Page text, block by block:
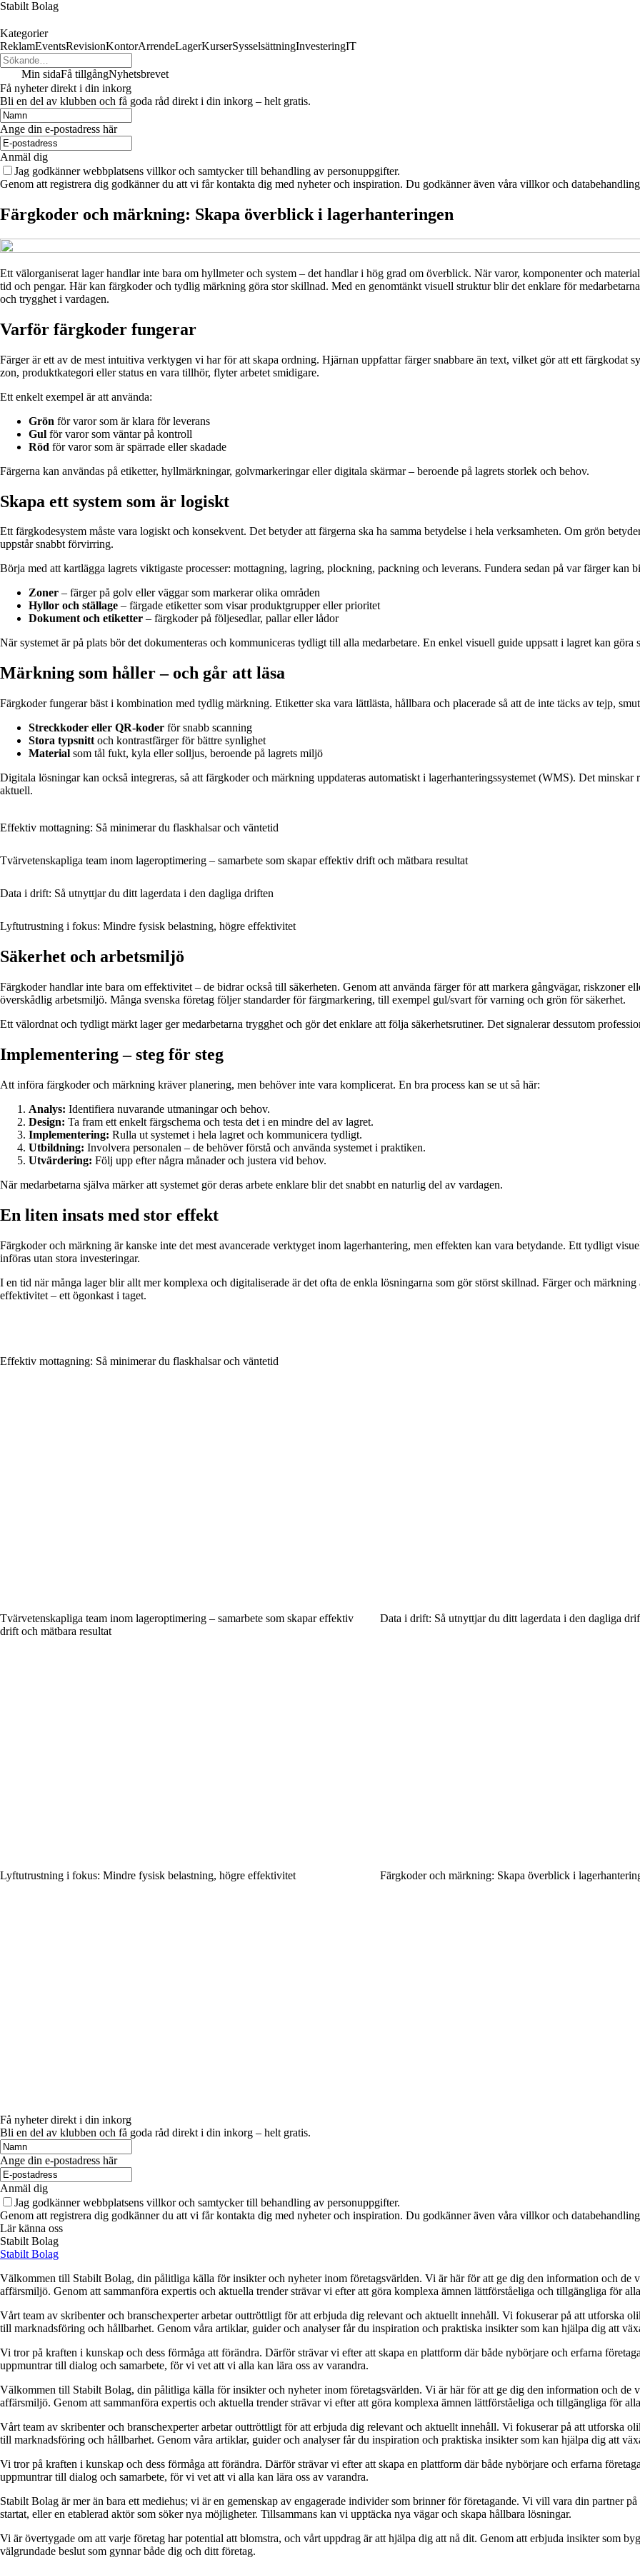
Stabilt Bolag
Kategorier
ReklamEventsRevisionKontorArrendeLagerKurserSysselsättningInvesteringIT
Min sidaFå tillgångNyhetsbrevet
Få nyheter direkt i din inkorg
Bli en del av klubben och få goda råd direkt i din inkorg – helt gratis.
Ange din e-postadress här
Anmäl dig
Jag godkänner webbplatsens villkor och samtycker till behandling av personuppgifter.
Genom att registrera dig godkänner du att vi får kontakta dig med nyheter och inspiration. Du godkänner även våra villkor och
Färgkoder och märkning: Skapa överblick i lagerhanteringen
Ett välorganiserat lager handlar inte bara om hyllmeter och system – det handlar i hög grad om överblick. När varor, komponenter och
tid och pengar. Här kan färgkoder och tydlig märkning göra stor skillnad. Med en genomtänkt visuell struktur blir det enklare för
och trygghet i vardagen.
Varför färgkoder fungerar
Färger är ett av de mest intuitiva verktygen vi har för att skapa ordning. Hjärnan uppfattar färger snabbare än text, vilket gör att ett färgkodat
zon, produktkategori eller status en vara tillhör, flyter arbetet smidigare.
Ett enkelt exempel är att använda:
Grön för varor som är klara för leverans
Gul för varor som väntar på kontroll
Röd för varor som är spärrade eller skadade
Färgerna kan användas på etiketter, hyllmärkningar, golvmarkeringar eller digitala skärmar – beroende på lagrets storlek och behov.
Skapa ett system som är logiskt
Ett färgkodesystem måste vara logiskt och konsekvent. Det betyder att färgerna ska ha samma betydelse i hela verksamheten. Om grön
uppstår snabbt förvirring.
Börja med att kartlägga lagrets viktigaste processer: mottagning, lagring, plockning, packning och leverans. Fundera sedan på var färger
Zoner – färger på golv eller väggar som markerar olika områden
Hyllor och ställage – färgade etiketter som visar produktgrupper eller prioritet
Dokument och etiketter – färgkoder på följesedlar, pallar eller lådor
När systemet är på plats bör det dokumenteras och kommuniceras tydligt till alla medarbetare. En enkel visuell guide uppsatt i lagret kan göra
Märkning som håller – och går att läsa
Färgkoder fungerar bäst i kombination med tydlig märkning. Etiketter ska vara lättlästa, hållbara och placerade så att de inte täcks av tejp,
Streckkoder eller QR-koder för snabb scanning
Stora typsnitt och kontrastfärger för bättre synlighet
Material som tål fukt, kyla eller solljus, beroende på lagrets miljö
Digitala lösningar kan också integreras, så att färgkoder och märkning uppdateras automatiskt i lagerhanteringssystemet (WMS). Det
aktuell.
Effektiv mottagning: Så minimerar du flaskhalsar och väntetid
Tvärvetenskapliga team inom lageroptimering – samarbete som skapar effektiv drift och mätbara resultat
Data i drift: Så utnyttjar du ditt lagerdata i den dagliga driften
Lyftutrustning i fokus: Mindre fysisk belastning, högre effektivitet
Säkerhet och arbetsmiljö
Färgkoder handlar inte bara om effektivitet – de bidrar också till säkerheten. Genom att använda färger för att markera gångvägar, riskzoner
överskådlig arbetsmiljö. Många svenska företag följer standarder för färgmarkering, till exempel gul/svart för varning och grön för säkerhet.
Ett välordnat och tydligt märkt lager ger medarbetarna trygghet och gör det enklare att följa säkerhetsrutiner. Det signalerar dessutom
Implementering – steg för steg
Att införa färgkoder och märkning kräver planering, men behöver inte vara komplicerat. En bra process kan se ut så här:
Analys: Identifiera nuvarande utmaningar och behov.
Design: Ta fram ett enkelt färgschema och testa det i en mindre del av lagret.
Implementering: Rulla ut systemet i hela lagret och kommunicera tydligt.
Utbildning: Involvera personalen – de behöver förstå och använda systemet i praktiken.
Utvärdering: Följ upp efter några månader och justera vid behov.
När medarbetarna själva märker att systemet gör deras arbete enklare blir det snabbt en naturlig del av vardagen.
En liten insats med stor effekt
Färgkoder och märkning är kanske inte det mest avancerade verktyget inom lagerhantering, men effekten kan vara betydande. Ett tydligt
införas utan stora investeringar.
I en tid när många lager blir allt mer komplexa och digitaliserade är det ofta de enkla lösningarna som gör störst skillnad. Färger och
effektivitet – ett ögonkast i taget.
Effektiv mottagning: Så minimerar du flaskhalsar och väntetid
Tvärvetenskapliga team inom lageroptimering – samarbete som skapar effektiv
drift och mätbara resultat
Data i drift: Så utnyttjar du ditt lagerdata i den dagliga
Lyftutrustning i fokus: Mindre fysisk belastning, högre effektivitet Färgkoder och märkning: Skapa överblick i
Få nyheter direkt i din inkorg
Bli en del av klubben och få goda råd direkt i din inkorg – helt gratis.
Ange din e-postadress här
Anmäl dig
Jag godkänner webbplatsens villkor och samtycker till behandling av personuppgifter.
Genom att registrera dig godkänner du att vi får kontakta dig med nyheter och inspiration. Du godkänner även våra villkor och
Lär känna oss
Stabilt Bolag
Stabilt Bolag
Välkommen till Stabilt Bolag, din pålitliga källa för insikter och nyheter inom företagsvärlden. Vi är här för att ge dig den information och de
affärsmiljö. Genom att sammanföra expertis och aktuella trender strävar vi efter att göra komplexa ämnen lättförståeliga och tillgängliga för
Vårt team av skribenter och branschexperter arbetar outtröttligt för att erbjuda dig relevant och aktuellt innehåll. Vi fokuserar på att utforska
till marknadsföring och hållbarhet. Genom våra artiklar, guider och analyser får du inspiration och praktiska insikter som kan hjälpa dig att
Vi tror på kraften i kunskap och dess förmåga att förändra. Därför strävar vi efter att skapa en plattform där både nybörjare och erfarna
uppmuntrar till dialog och samarbete, för vi vet att vi alla kan lära oss av varandra.
Välkommen till Stabilt Bolag, din pålitliga källa för insikter och nyheter inom företagsvärlden. Vi är här för att ge dig den information och de
affärsmiljö. Genom att sammanföra expertis och aktuella trender strävar vi efter att göra komplexa ämnen lättförståeliga och tillgängliga för
Vårt team av skribenter och branschexperter arbetar outtröttligt för att erbjuda dig relevant och aktuellt innehåll. Vi fokuserar på att utforska
till marknadsföring och hållbarhet. Genom våra artiklar, guider och analyser får du inspiration och praktiska insikter som kan hjälpa dig att
Vi tror på kraften i kunskap och dess förmåga att förändra. Därför strävar vi efter att skapa en plattform där både nybörjare och erfarna
uppmuntrar till dialog och samarbete, för vi vet att vi alla kan lära oss av varandra.
Stabilt Bolag är mer än bara ett mediehus; vi är en gemenskap av engagerade individer som brinner för företagande. Vi vill vara din partner
startat, eller en etablerad aktör som söker nya möjligheter. Tillsammans kan vi upptäcka nya vägar och skapa hållbara lösningar.
Vi är övertygade om att varje företag har potential att blomstra, och vårt uppdrag är att hjälpa dig att nå dit. Genom att erbjuda insikter som
välgrundade beslut som gynnar både dig och ditt företag.